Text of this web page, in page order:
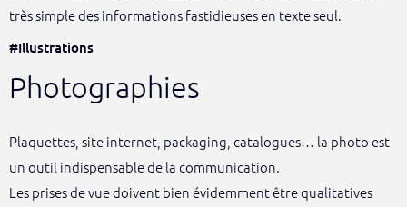
très simple des informations fastidieuses en texte seul.
#Illustrations
Photographies
Plaquettes, site internet, packaging, catalogues… la photo est
un outil indispensable de la communication.
Les prises de vue doivent bien évidemment être qualitatives